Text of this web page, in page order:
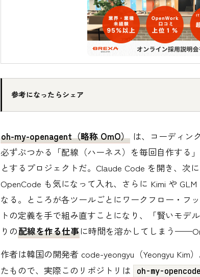
参考になったらシェア
oh-my-openagent（略称 OmO） は、コーディン
必ずぶつかる「配線（ハーネス）を毎回自作する
とするプロジェクトだ。Claude Code を開き、次
OpenCode も気になって入れ、さらに Kimi や
なる。ところが各ツールごとにワークフロー・フ
トの定義を手で組み直すことになり、「賢いモデ
りの配線を作る仕事に時間を溶かしてしまう
作者は韓国の開発者 code-yeongyu（Yeongyu Kim
たもので、実際このリポジトリは
oh-my-opencode